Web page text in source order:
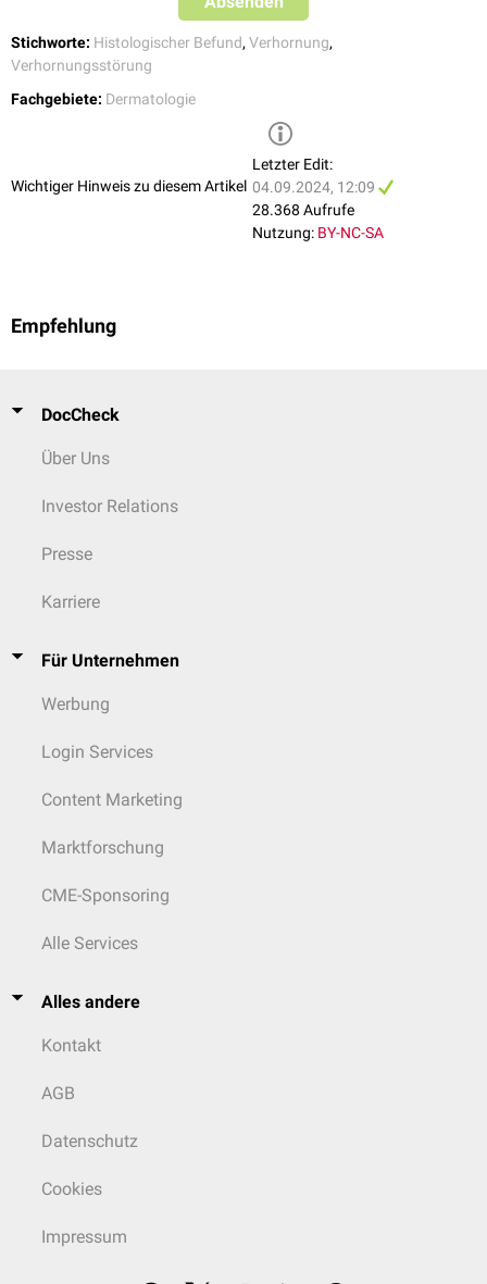
Stichworte: Histologischer Befund, Verhornung,
Verhornungsstörung
Fachgebiete: Dermatologie
Wichtiger Hinweis zu diesem Artikel
Letzter Edit:
04.09.2024, 12:09
28.368 Aufrufe
Nutzung: BY-NC-SA
Empfehlung
DocCheck
Über Uns
Investor Relations
Presse
Karriere
Für Unternehmen
Werbung
Login Services
Content Marketing
Marktforschung
CME-Sponsoring
Alle Services
Alles andere
Kontakt
AGB
Datenschutz
Cookies
Impressum